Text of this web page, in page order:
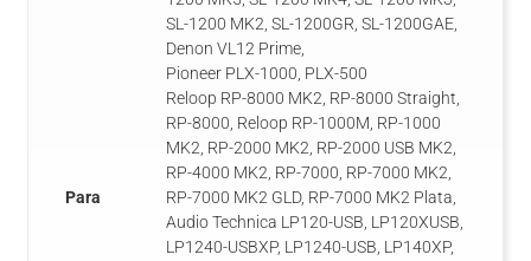
Para
SL-1200 MK2, SL-1200GR, SL-1200GAE,
Denon VL12 Prime,
Pioneer PLX-1000, PLX-500
Reloop RP-8000 MK2, RP-8000 Straight,
RP-8000, Reloop RP-1000M, RP-1000
MK2, RP-2000 MK2, RP-2000 USB MK2,
RP-4000 MK2, RP-7000, RP-7000 MK2,
RP-7000 MK2 GLD, RP-7000 MK2 Plata,
Audio Technica LP120-USB, LP120XUSB,
LP1240-USBXP, LP1240-USB, LP140XP,